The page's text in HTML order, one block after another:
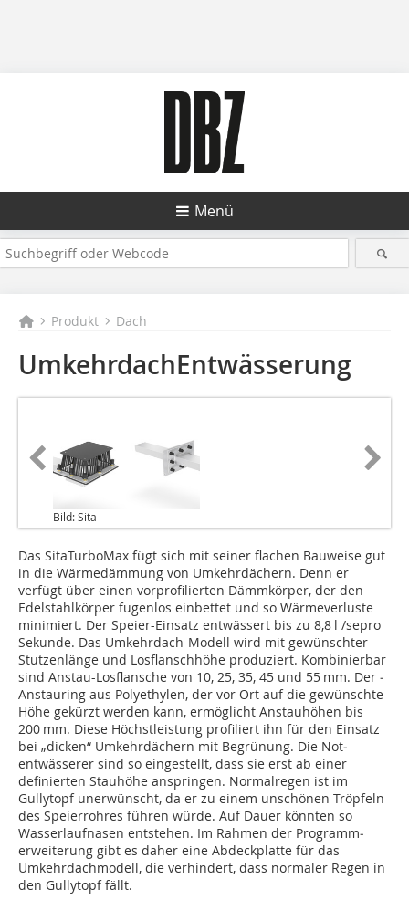
Menü
Produkt Dach
UmkehrdachEntwässerung
Bild: Sita
Das SitaTurboMax fügt sich mit seiner flachen Bauweise gut
in die Wärmedämmung von Umkehrdächern. Denn er
verfügt über einen vorprofilierten Dämmkörper, der den
Edelstahlkörper fugenlos einbettet und so Wärmeverluste
minimiert. Der Speier-Einsatz entwässert bis zu 8,8 l /sepro
Sekunde. Das Umkehrdach-Modell wird mit gewünschter
Stutzenlänge und Losflanschhöhe produziert. Kombinierbar
sind Anstau-Losflansche von 10, 25, 35, 45 und 55 mm. Der ­
Anstauring aus Polyethylen, der vor Ort auf die gewünschte
Höhe gekürzt werden kann, ermöglicht Anstauhöhen bis
200 mm. Diese Höchst­­leis­tung profiliert ihn für den Einsatz
bei „dicken“ Umkehrdächern mit Begrünung. Die Not­­
entwässerer sind so eingestellt, dass sie erst ab einer
definierten Stauhöhe anspringen. Normalregen ist im
Gullytopf unerwünscht, da er zu einem unschönen Tröpfeln
des Speierrohres führen würde. Auf Dauer könnten so
Wasserlauf­nasen entstehen. Im Rahmen der Programm­
erweiterung gibt es daher eine Abdeckplatte für das
Umkehrdachmodell, die verhindert, dass normaler Regen in
den Gullytopf fällt.